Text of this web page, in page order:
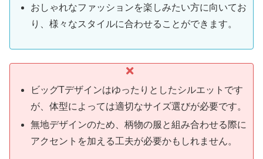
おしゃれなファッションを楽しみたい方に向いてお
り、様々なスタイルに合わせることができます。
ビッグTデザインはゆったりとしたシルエットです
が、体型によっては適切なサイズ選びが必要です。
無地デザインのため、柄物の服と組み合わせる際に
アクセントを加える工夫が必要かもしれません。